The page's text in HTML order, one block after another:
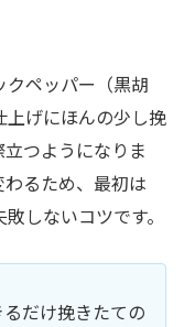
クペッパー（黒胡
げにほんの少し挽
つようになりま
るため、最初は
しないコツです。
だけ挽きたての